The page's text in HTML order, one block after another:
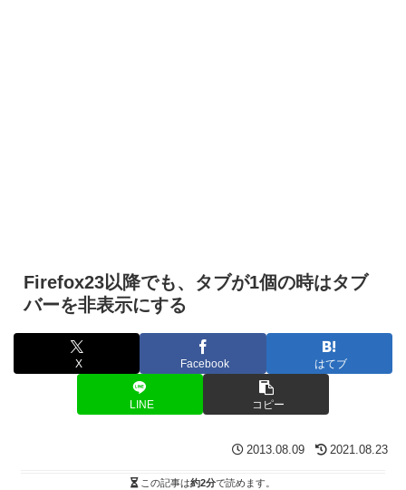
Firefox23以降でも、タブが1個の時はタブ
バーを非表示にする
X Facebook はてブ
LINE コピー
2013.08.09 2021.08.23
この記事は約2分で読めます。